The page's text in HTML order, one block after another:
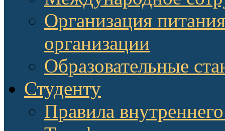
Организация
организации
Образовательные
Студенту
Правила